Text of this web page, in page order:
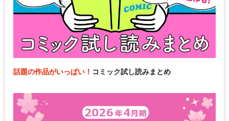
話題の作品がいっぱい！ コミック試し読みまとめ